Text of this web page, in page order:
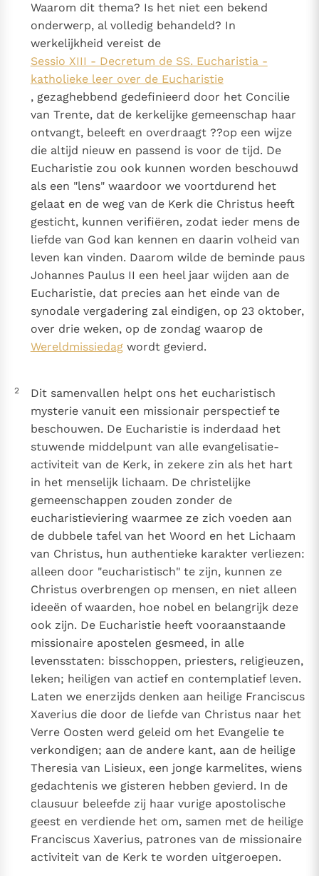
kerkelijke documenten van de Rooms
Katholieke Kerk in het Nederlands beschikbaar
en is volledig afhankelijk van donaties.
Ik help mee!
Waarom dit thema? Is het niet een bekend
onderwerp, al volledig behandeld? In
werkelijkheid vereist de
Sessio XIII - Decretum de SS. Eucharistia -
katholieke leer over de Eucharistie
, gezaghebbend gedefinieerd door het Concilie
van Trente, dat de kerkelijke gemeenschap haar
ontvangt, beleeft en overdraagt ??op een wijze
die altijd nieuw en passend is voor de tijd. De
Eucharistie zou ook kunnen worden beschouwd
als een "lens" waardoor we voortdurend het
gelaat en de weg van de Kerk die Christus heeft
gesticht, kunnen verifiëren, zodat ieder mens de
liefde van God kan kennen en daarin volheid van
leven kan vinden. Daarom wilde de beminde paus
Johannes Paulus II een heel jaar wijden aan de
Eucharistie, dat precies aan het einde van de
synodale vergadering zal eindigen, op 23 oktober,
over drie weken, op de zondag waarop de
Wereldmissiedagwordt gevierd.
2
Dit samenvallen helpt ons het eucharistisch
mysterie vanuit een missionair perspectief te
beschouwen. De Eucharistie is inderdaad het
stuwende middelpunt van alle evangelisatie-
activiteit van de Kerk, in zekere zin als het hart
in het menselijk lichaam. De christelijke
gemeenschappen zouden zonder de
eucharistieviering waarmee ze zich voeden aan
de dubbele tafel van het Woord en het Lichaam
van Christus, hun authentieke karakter verliezen:
alleen door "eucharistisch" te zijn, kunnen ze
Christus overbrengen op mensen, en niet alleen
ideeën of waarden, hoe nobel en belangrijk deze
ook zijn. De Eucharistie heeft vooraanstaande
missionaire apostelen gesmeed, in alle
levensstaten: bisschoppen, priesters, religieuzen,
leken; heiligen van actief en contemplatief leven.
Laten we enerzijds denken aan heilige Franciscus
Xaverius die door de liefde van Christus naar het
Verre Oosten werd geleid om het Evangelie te
verkondigen; aan de andere kant, aan de heilige
Theresia van Lisieux, een jonge karmelites, wiens
gedachtenis we gisteren hebben gevierd. In de
clausuur beleefde zij haar vurige apostolische
geest en verdiende het om, samen met de heilige
Franciscus Xaverius, patrones van de missionaire
activiteit van de Kerk te worden uitgeroepen.